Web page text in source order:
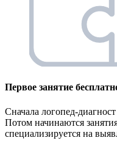
Первое занятие
Сначала логопед-
Потом начинаются
специализируется на